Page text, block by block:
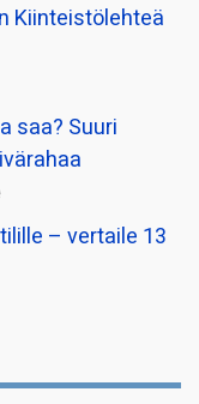
Kiinteistölehteä
saa? Suuri
– vertaile 13